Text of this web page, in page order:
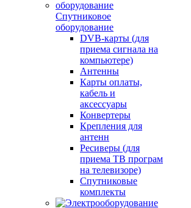
Спутниковое
оборудование
DVB-карты (для
приема сигнала на
компьютере)
Антенны
Карты оплаты,
кабель и
аксессуары
Конвертеры
Крепления для
антенн
Ресиверы (для
приема ТВ програм
на телевизоре)
Спутниковые
комплекты